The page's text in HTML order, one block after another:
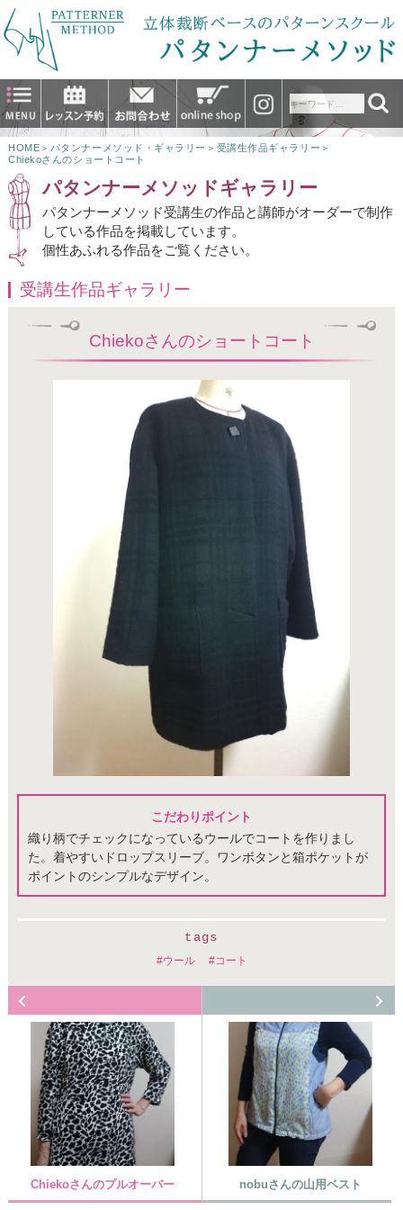
HOME ＞ パタンナーメソッド・ギャラリー ＞ 受講生作品ギャラリー ＞
Chiekoさんのショートコート
パタンナーメソッドギャラリー
パタンナーメソッド受講生の作品と講師がオーダーで制作
している作品を掲載しています。
個性あふれる作品をご覧ください。
受講生作品ギャラリー
Chiekoさんのショートコート
こだわりポイント
織り柄でチェックになっているウールでコートを作りまし
た。着やすいドロップスリーブ。ワンボタンと箱ポケットが
ポイントのシンプルなデザイン。
tags
ウール コート
Chiekoさんのプルオーバー nobuさんの山用ベスト